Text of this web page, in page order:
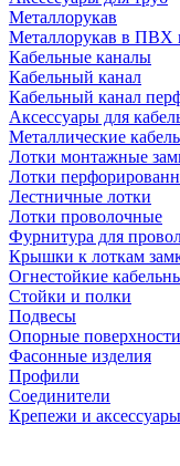
Металлорукав
Металлорукав в ПВХ
Кабельные каналы
Кабельный канал
Кабельный канал
Аксессуары для
Металлические
Лотки монтажные
Лотки
Лестничные лотки
Лотки проволочные
Фурнитура для
Крышки к лоткам
Огнестойкие
Стойки и полки
Подвесы
Опорные поверхности
Фасонные изделия
Профили
Соединители
Крепежи и аксессуары